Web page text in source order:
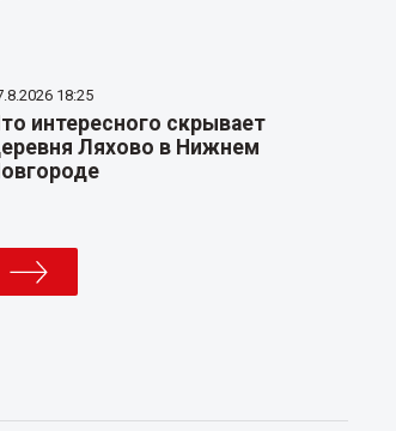
18:25
интересного скрывает
Ляхово в Нижнем